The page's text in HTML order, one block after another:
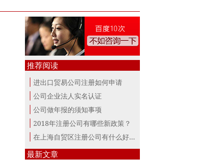
推荐阅读
进出口贸易公司注册如何申请
公司企业法人实名认证
公司做年报的须知事项
2018年注册公司有哪些新政策？
在上海自贸区注册公司有什么好处？
最新文章